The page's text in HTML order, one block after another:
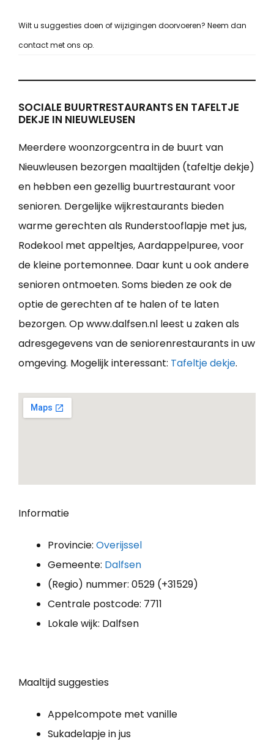
Wilt u suggesties doen of wijzigingen doorvoeren? Neem dan
contact met ons op.
SOCIALE BUURTRESTAURANTS EN TAFELTJE
DEKJE IN NIEUWLEUSEN
Meerdere woonzorgcentra in de buurt van
Nieuwleusen bezorgen maaltijden (tafeltje dekje)
en hebben een gezellig buurtrestaurant voor
senioren. Dergelijke wijkrestaurants bieden
warme gerechten als Runderstooflapje met jus,
Rodekool met appeltjes, Aardappelpuree, voor
de kleine portemonnee. Daar kunt u ook andere
senioren ontmoeten. Soms bieden ze ook de
optie de gerechten af te halen of te laten
bezorgen. Op www.dalfsen.nl leest u zaken als
adresgegevens van de seniorenrestaurants in uw
omgeving. Mogelijk interessant: Tafeltje dekje.
Informatie
Provincie: Overijssel
Gemeente: Dalfsen
(Regio) nummer: 0529 (+31529)
Centrale postcode: 7711
Lokale wijk: Dalfsen
Maaltijd suggesties
Appelcompote met vanille
Sukadelapje in jus